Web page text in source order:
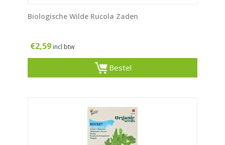
Biologische Wilde Rucola Zaden
€2,59 incl btw
Bestel